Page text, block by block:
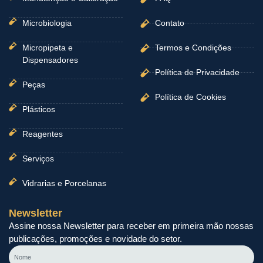
Microbiologia
Micropipeta e
Dispensadores
Peças
Plásticos
Reagentes
Serviços
Vidrarias e Porcelanas
Contato
Termos e Condições
Política de Privacidade
Política de Cookies
Newsletter
Assine nossa Newsletter para receber em primeira mão nossas
publicações, promoções e novidade do setor.
Nome